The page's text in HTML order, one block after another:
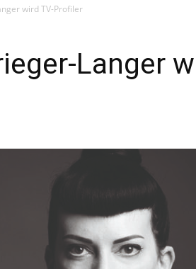
wird TV-Profiler
Langer